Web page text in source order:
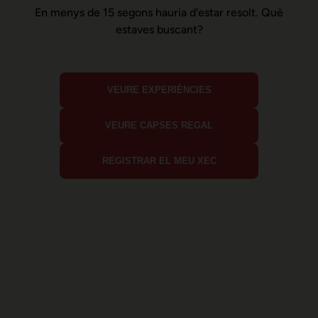
En menys de 15 segons hauria d'estar resolt. Què
estaves buscant?
VEURE EXPERIÈNCIES
VEURE CAPSES REGAL
REGISTRAR EL MEU XEC